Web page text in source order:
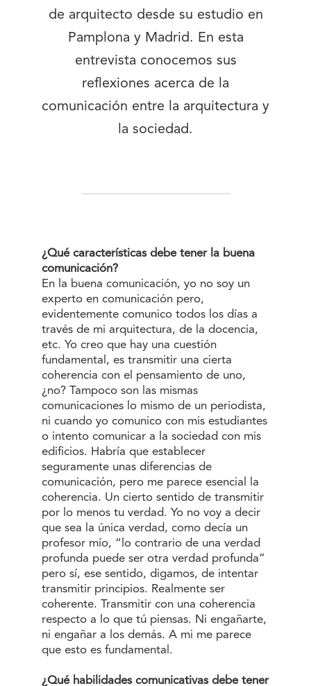
de arquitecto desde su estudio en
Pamplona y Madrid. En esta
entrevista conocemos sus
reflexiones acerca de la
comunicación entre la arquitectura y
la sociedad.
¿Qué características debe tener la buena
comunicación?
En la buena comunicación, yo no soy un
experto en comunicación pero,
evidentemente comunico todos los días a
través de mi arquitectura, de la docencia,
etc. Yo creo que hay una cuestión
fundamental, es transmitir una cierta
coherencia con el pensamiento de uno,
¿no? Tampoco son las mismas
comunicaciones lo mismo de un periodista,
ni cuando yo comunico con mis estudiantes
o intento comunicar a la sociedad con mis
edificios. Habría que establecer
seguramente unas diferencias de
comunicación, pero me parece esencial la
coherencia. Un cierto sentido de transmitir
por lo menos tu verdad. Yo no voy a decir
que sea la única verdad, como decía un
profesor mío, “lo contrario de una verdad
profunda puede ser otra verdad profunda”
pero sí, ese sentido, digamos, de intentar
transmitir principios. Realmente ser
coherente. Transmitir con una coherencia
respecto a lo que tú piensas. Ni engañarte,
ni engañar a los demás. A mi me parece
que esto es fundamental.
¿Qué habilidades comunicativas debe tener